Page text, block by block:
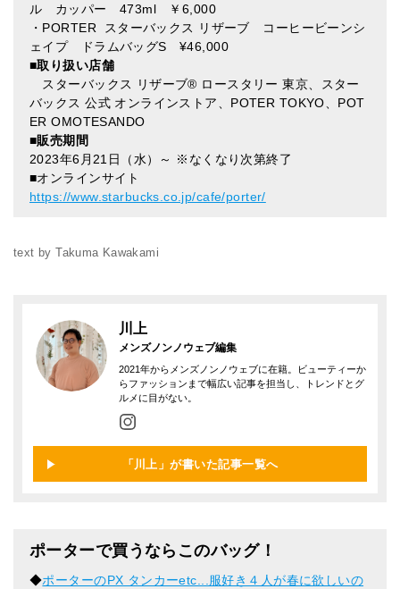
ル カッパー 473ml ￥6,000
・PORTER スターバックス リザーブ コーヒービーンシ
ェイプ ドラムバッグS ¥46,000
■取り扱い店舗
スターバックス リザーブ® ロースタリー 東京、スター
バックス 公式 オンラインストア、POTER TOKYO、POT
ER OMOTESANDO
■販売期間
2023年6月21日（水）～ ※なくなり次第終了
■オンラインサイト
https://www.starbucks.co.jp/cafe/porter/
text by Takuma Kawakami
川上
メンズノンノウェブ編集
2021年からメンズノンノウェブに在籍。ビューティーか
らファッションまで幅広い記事を担当し、トレンドとグ
ルメに目がない。
「川上」が書いた記事一覧へ
ポーターで買うならこのバッグ！
◆ポーターのPX タンカーetc...服好き４人が春に欲しいの